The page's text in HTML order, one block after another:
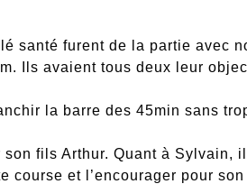
santé furent de la partie avec
Ils avaient tous deux leur
la barre des 45min sans
son fils Arthur. Quant à Sylvain,
course et l’encourager pour